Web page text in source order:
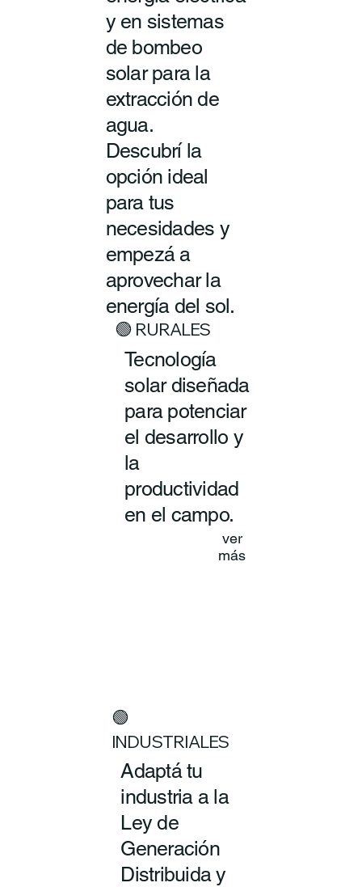
y en sistemas
de bombeo
solar para la
extracción de
agua.
Descubrí la
opción ideal
para tus
necesidades y
empezá a
aprovechar la
energía del sol.
🟢 RURALES
Tecnología
solar diseñada
para potenciar
el desarrollo y
la
productividad
en el campo.
ver
más
🟢
INDUSTRIALES
Adaptá tu
industria a la
Ley de
Generación
Distribuida y